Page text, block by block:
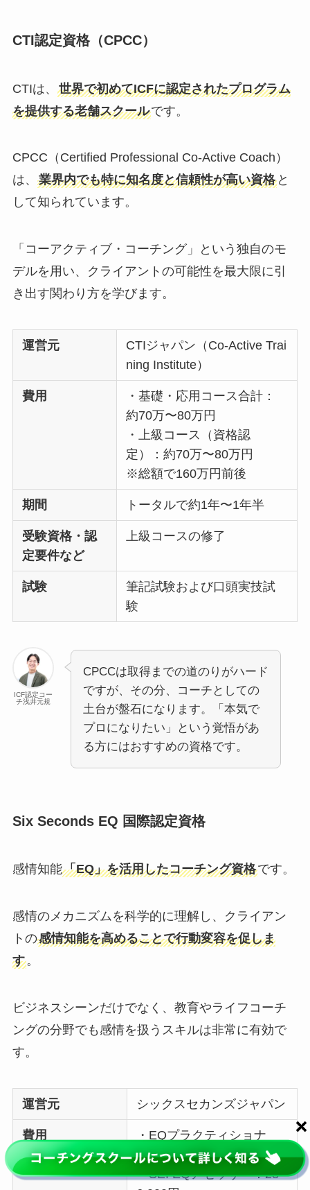
CTI認定資格（CPCC）
CTIは、 世界で初めてICFに認定されたプログラム
を提供する老舗スクールです。
CPCC（Certified Professional Co-Active Coach）
は、 業界内でも特に知名度と信頼性が高い資格と
して知られています。
「コーアクティブ・コーチング」という独自のモ
デルを用い、クライアントの可能性を最大限に引
き出す関わり方を学びます。
運営元
CTIジャパン（Co-Active Trai
ning Institute）
費用
・基礎・応用コース合計：
約70万〜80万円
・上級コース（資格認
定）：約70万〜80万円
※総額で160万円前後
期間 トータルで約1年〜1年半
受験資格・認
定要件など
上級コースの修了
試験
筆記試験および口頭実技試
験
ICF認定コー
チ浅井元規
CPCCは取得までの道のりがハード
ですが、その分、コーチとしての
土台が盤石になります。「本気で
プロになりたい」という覚悟があ
る方にはおすすめの資格です。
Six Seconds EQ 国際認定資格
感情知能「EQ」を活用したコーチング資格です。
感情のメカニズムを科学的に理解し、クライアン
トの感情知能を高めることで行動変容を促しま
す。
ビジネスシーンだけでなく、教育やライフコーチ
ングの分野でも感情を扱うスキルは非常に有効で
す。
運営元 シックスセカンズジャパン
費用
・EQプラクティショナ
ー：343,200円
・SEI EQアセッサー：28